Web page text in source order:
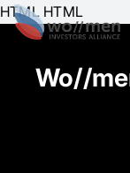
HTML HTML
Wo//